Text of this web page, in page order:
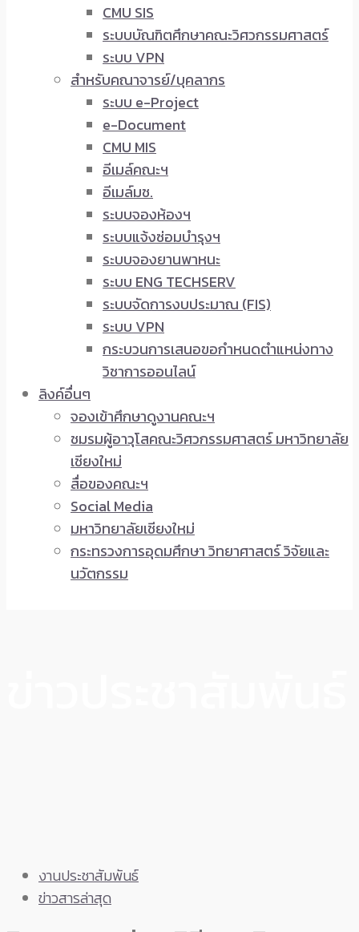
CMU SIS
ระบบบัณฑิตศึกษาคณะวิศวกรรมศาสตร์
ระบบ VPN
สำหรับคณาจารย์/บุคลากร
ระบบ e-Project
e-Document
CMU MIS
อีเมล์คณะฯ
อีเมล์มช.
ระบบจองห้องฯ
ระบบแจ้งซ่อมบำรุงฯ
ระบบจองยานพาหนะ
ระบบ ENG TECHSERV
ระบบจัดการงบประมาณ (FIS)
ระบบ VPN
กระบวนการเสนอขอกำหนดตำแหน่งทาง
วิชาการออนไลน์
ลิงค์อื่นๆ
จองเข้าศึกษาดูงานคณะฯ
ชมรมผู้อาวุโสคณะวิศวกรรมศาสตร์ มหาวิทยาลัย
เชียงใหม่
สื่อของคณะฯ
Social Media
มหาวิทยาลัยเชียงใหม่
กระทรวงการอุดมศึกษา วิทยาศาสตร์ วิจัยและ
นวัตกรรม
งานประชาสัมพันธ์
ข่าวสารล่าสุด